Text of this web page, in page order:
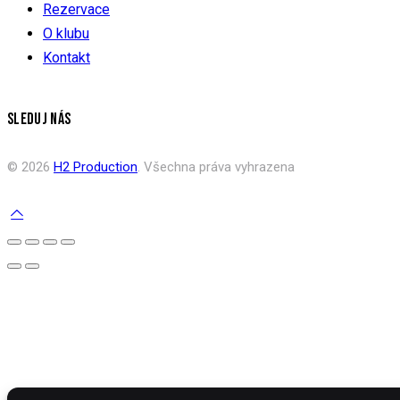
Rezervace
O klubu
Kontakt
SLEDUJ NÁS
© 2026 H2 Production. Všechna práva vyhrazena